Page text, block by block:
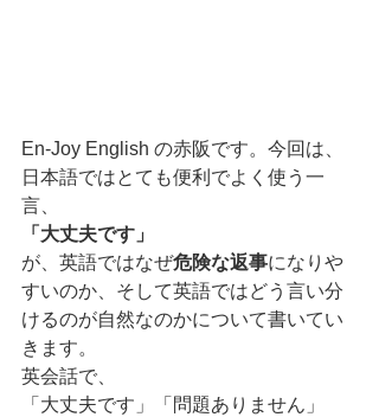
En-Joy English の赤阪です。今回は、
日本語ではとても便利でよく使う一
言、
「大丈夫です」
が、英語ではなぜ危険な返事になりや
すいのか、そして英語ではどう言い分
けるのが自然なのかについて書いてい
きます。
英会話で、
「大丈夫です」「問題ありません」